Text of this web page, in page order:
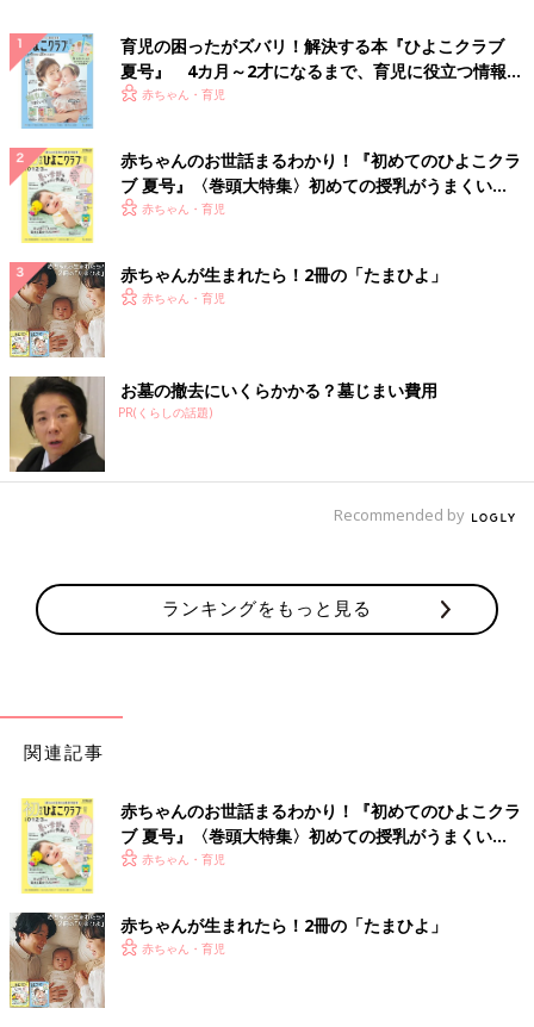
題になることが。
いざというときの連絡手段確保のためにも、使えるようになって
ほしいですよね。
「うちの親は、携帯をもう20年以上前から使っています。メール
が始まったときはまだ40代でした。そのときからもう何十回もメ
ールやLINE…と言うか文章の打ち方をおしえています。けど、覚
えてくれません」
「子どもの写真を送ったり、無料でテレビ電話したりできるから
と言い、自分名義でLINEモバイルを契約して親にプレゼントし
ました。いくつかの動作に絞って、実際の画面の写真を貼った
ッセージを見るだけはできるようにしました。持ってみると孫の
写真を見たり、メッセージのやり取りが楽しかったようで、普通
にLINE使いこなしています」
「幼稚園でPTAの役員を引き受け、LINEグループが作られまし
にしました！通知をOFFにして1日に1回くらい確認するくらい
で」
「小学校ですが、PTAで役員をしています。役員のLINE、各部
門の長とのLINE、本当にイベント前はなりやみません。でも、
基本的に通知はオフにして、すぐには見ません。自分とは関係の
ない話の場合は基本スルーです。既読だけつけて、確認が必要な
時はスタンプのみ」
育児の困ったがズバリ！解決する本『ひよこクラブ
夏号』 4カ月～2才になるまで、育児に役立つ情報が
いっぱい！
赤ちゃん・育児
赤ちゃんのお世話まるわかり！『初めてのひよこクラ
ブ 夏号』〈巻頭大特集〉初めての授乳がうまくい
く！ おっぱい・ミルクの基本と夏のトラブル 解決テ
赤ちゃん・育児
赤ちゃんが生まれたら！2冊の「たまひよ」
赤ちゃん・育児
お墓の撤去にいくらかかる？墓じまい費用
PR(くらしの話題)
Recommended by
ランキングをもっと見る
関連記事
赤ちゃんのお世話まるわかり！『初めてのひよこクラ
ブ 夏号』〈巻頭大特集〉初めての授乳がうまくい
く！ おっぱい・ミルクの基本と夏のトラブル 解決テ
赤ちゃん・育児
赤ちゃんが生まれたら！2冊の「たまひよ」
赤ちゃん・育児